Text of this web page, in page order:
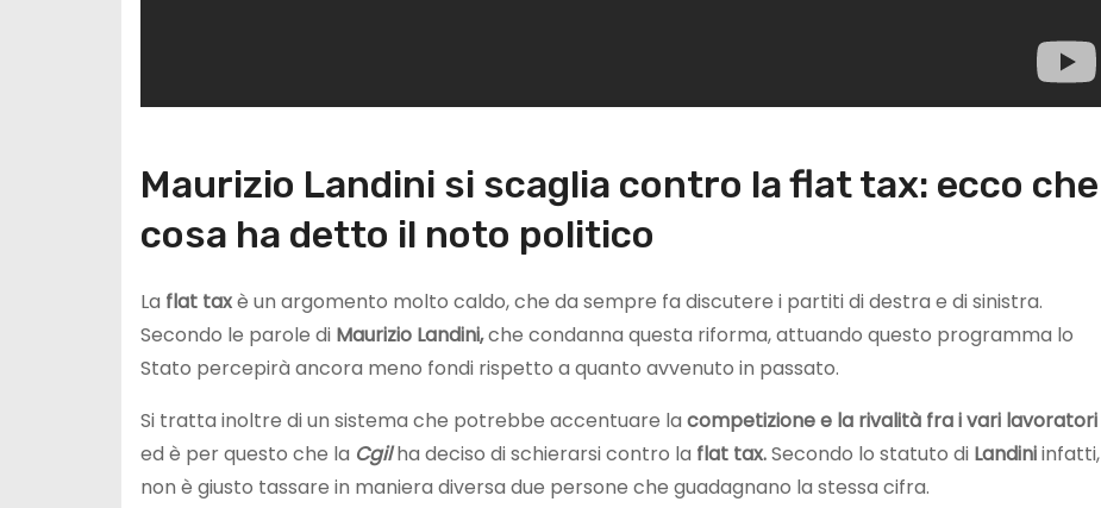
Maurizio Landini si scaglia contro la flat tax: ecco che
cosa ha detto il noto politico
La flat taxè un argomento molto caldo, che da sempre fa discutere i partiti di destra e di sinistra.
Secondo le parole di Maurizio Landini,che condanna questa riforma, attuando questo programma lo
Stato percepirà ancora meno fondi rispetto a quanto avvenuto in passato.
Si tratta inoltre di un sistema che potrebbe accentuare la competizione e la rivalità fra i vari lavoratori
ed è per questo che la Cgilha deciso di schierarsi contro la flat tax.Secondo lo statuto di Landiniinfatti,
non è giusto tassare in maniera diversa due persone che guadagnano la stessa cifra.